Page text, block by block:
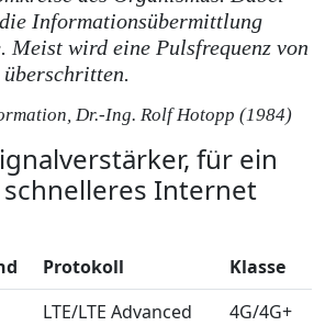
Informationsübermittlung
Meist wird eine Pulsfrequenz von
Dr.-Ing. Rolf Hotopp (1984)
für ein
Internet
Protokoll
Klasse
LTE/LTE Advanced
4G/4G+